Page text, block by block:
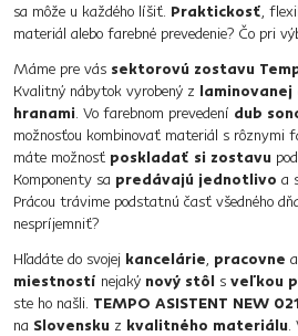
sa môže u každého líšiť. Praktickosť,
materiál alebo farebné prevedenie? Čo pri
Máme pre vás sektorovú zostavu
Kvalitný nábytok vyrobený z
hranami. Vo farebnom prevedení dub
možnosťou kombinovať materiál s rôznymi
máte možnosť poskladať si zostavu
Komponenty sa predávajú jednotlivo a
Prácou trávime podstatnú časť všedného
nespríjemniť?
Hľadáte do svojej kancelárie, pracovne
miestností nejaký nový stôl s veľkou
ste ho našli. TEMPO ASISTENT NEW 021
na Slovensku z kvalitného materiálu.